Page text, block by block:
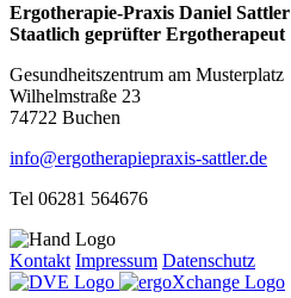
Ergotherapie-Praxis Daniel Sattler
Staatlich geprüfter Ergotherapeut
Gesundheitszentrum am Musterplatz
Wilhelmstraße 23
74722 Buchen
info@ergotherapiepraxis-sattler.de
Tel 06281 564676
Kontakt Impressum Datenschutz